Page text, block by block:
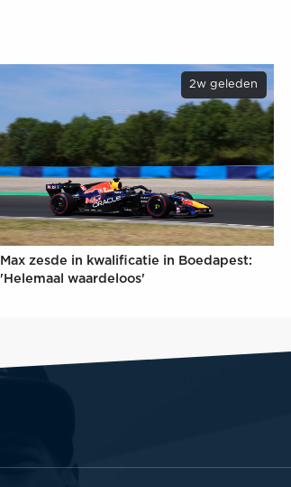
2w geleden
Max zesde in kwalificatie in Boedapest:
'Helemaal waardeloos'